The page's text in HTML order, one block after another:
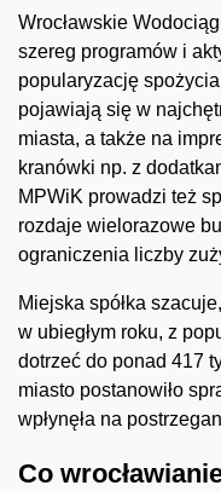
Wrocławskie
szereg programów i
popularyzację
pojawiają się w
miasta, a także na
kranówki np. z
MPWiK prowadzi też
rozdaje wielorazowe
ograniczenia liczby
Miejska spółka
w ubiegłym roku, z
dotrzeć do ponad 417
miasto postanowiło
wpłynęła na
Co